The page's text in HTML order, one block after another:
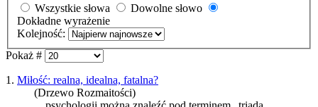
Wszystkie słowa
Dowolne słowo
Dokładne wyrażenie
Kolejność:
Pokaż #
1. Miłość: realna, idealna, fatalna?
(Drzewo Rozmaitości)